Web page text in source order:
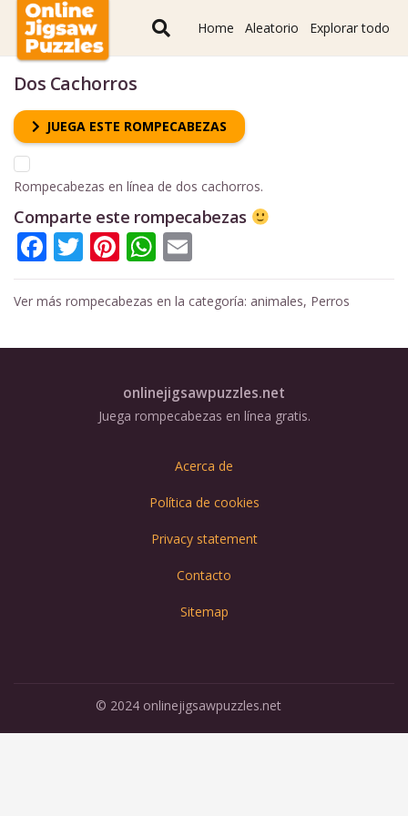
Home Aleatorio Explorar todo
Dos Cachorros
JUEGA ESTE ROMPECABEZAS
Rompecabezas en línea de dos cachorros.
Comparte este rompecabezas
Facebook
Twitter
Pinterest
WhatsApp
Ver más rompecabezas en la categoría: animales, Perros
onlinejigsawpuzzles.net
Juega rompecabezas en línea gratis.
Acerca de
Política de cookies
Privacy statement
Contacto
Sitemap
© 2024 onlinejigsawpuzzles.net